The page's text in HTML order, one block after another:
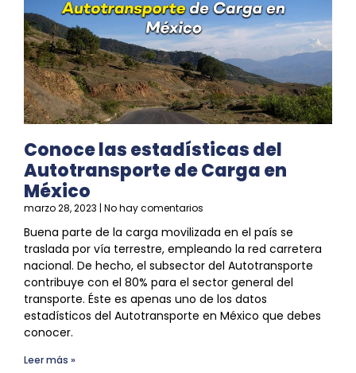
Conoce las estadísticas del
Autotransporte de Carga en
México
marzo 28, 2023 No hay comentarios
Buena parte de la carga movilizada en el país se
traslada por vía terrestre, empleando la red carretera
nacional. De hecho, el subsector del Autotransporte
contribuye con el 80% para el sector general del
transporte. Éste es apenas uno de los datos
estadísticos del Autotransporte en México que debes
conocer.
Leer más »